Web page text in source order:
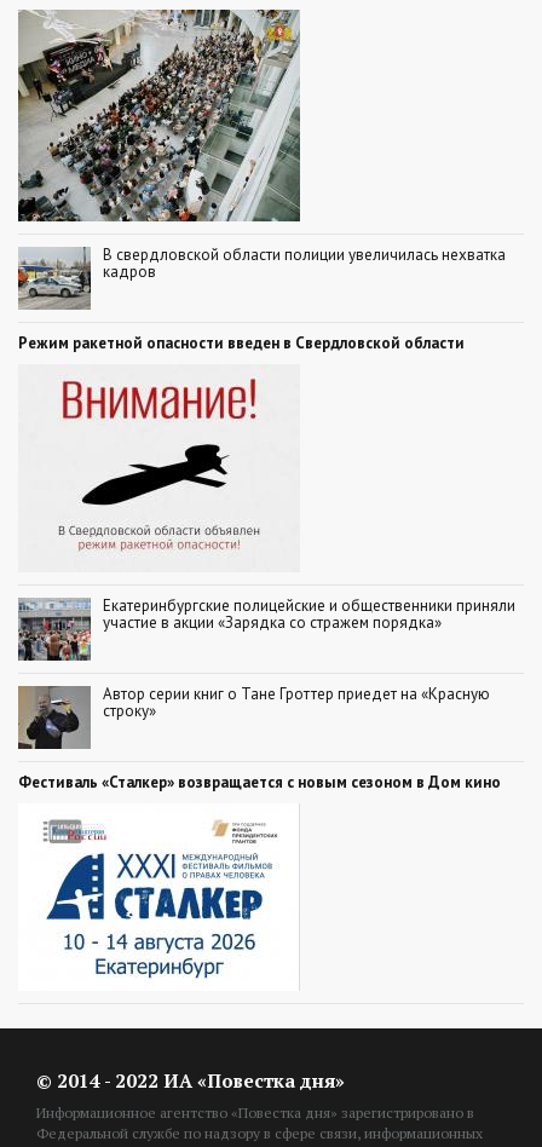
В свердловской области полиции увеличилась нехватка
кадров
Режим ракетной опасности введен в Свердловской области
Екатеринбургские полицейские и общественники приняли
участие в акции «Зарядка со стражем порядка»
Автор серии книг о Тане Гроттер приедет на «Красную
строку»
Фестиваль «Сталкер» возвращается с новым сезоном в Дом кино
© 2014 - 2022 ИА «Повестка дня»
Информационное агентство «Повестка дня» зарегистрировано в
Федеральной службе по надзору в сфере связи, информационных